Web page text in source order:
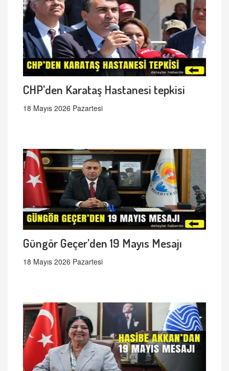
CHP’den Karataş Hastanesi tepkisi
18 Mayıs 2026 Pazartesi
Güngör Geçer’den 19 Mayıs Mesajı
18 Mayıs 2026 Pazartesi